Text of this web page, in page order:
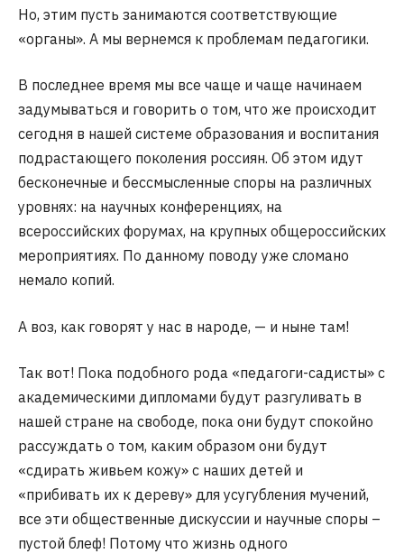
Но, этим пусть занимаются соответствующие
«органы». А мы вернемся к проблемам педагогики.
В последнее время мы все чаще и чаще начинаем
задумываться и говорить о том, что же происходит
сегодня в нашей системе образования и воспитания
подрастающего поколения россиян. Об этом идут
бесконечные и бессмысленные споры на различных
уровнях: на научных конференциях, на
всероссийских форумах, на крупных общероссийских
мероприятиях. По данному поводу уже сломано
немало копий.
А воз, как говорят у нас в народе, — и ныне там!
Так вот! Пока подобного рода «педагоги-садисты» с
академическими дипломами будут разгуливать в
нашей стране на свободе, пока они будут спокойно
рассуждать о том, каким образом они будут
«сдирать живьем кожу» с наших детей и
«прибивать их к дереву» для усугубления мучений,
все эти общественные дискуссии и научные споры –
пустой блеф! Потому что жизнь одного